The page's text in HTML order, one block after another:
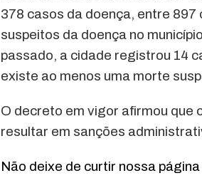
378 casos da doença, entre
suspeitos da doença no
passado, a cidade registrou 14
existe ao menos uma morte
O decreto em vigor afirmou que
resultar em sanções
Não deixe de curtir nossa página